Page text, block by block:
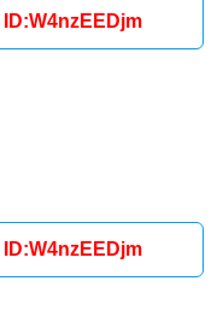
ID:W4nzEEDjm
ID:W4nzEEDjm